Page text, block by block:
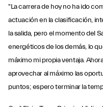
"La carrera de hoy no ha ido
actuación en la clasificación,
la salida, pero el momento del
energéticos de los demás, lo
máximo mi propia ventaja.
aprovechar al máximo las
puntos; espero terminar la